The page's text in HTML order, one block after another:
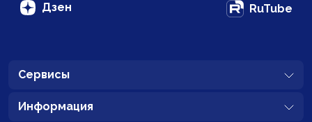
Дзен RuTube
Сервисы
Информация